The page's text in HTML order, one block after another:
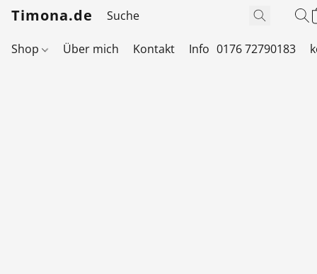
Timona.de
Shop Über mich Kontakt Info 0176 72790183